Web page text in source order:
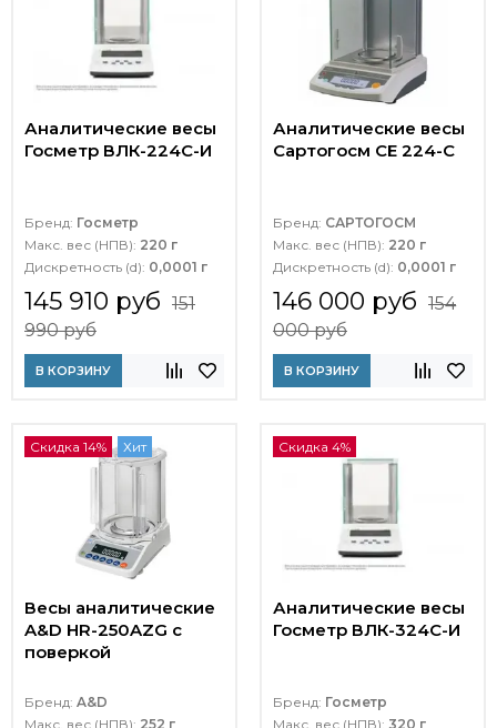
Аналитические весы
Госметр ВЛК-224С-И
Бренд: Госметр
Макс. вес (НПВ): 220 г
Дискретность (d): 0,0001 г
145 910 руб 151
990 руб
В КОРЗИНУ
Аналитические весы
Сартогосм СЕ 224-С
Бренд: САРТОГОСМ
Макс. вес (НПВ): 220 г
Дискретность (d): 0,0001 г
146 000 руб 154
000 руб
В КОРЗИНУ
Скидка 14% Хит
Весы аналитические
A&D HR-250AZG с
поверкой
Бренд: A&D
Макс. вес (НПВ): 252 г
Скидка 4%
Аналитические весы
Госметр ВЛК-324С-И
Бренд: Госметр
Макс. вес (НПВ): 320 г